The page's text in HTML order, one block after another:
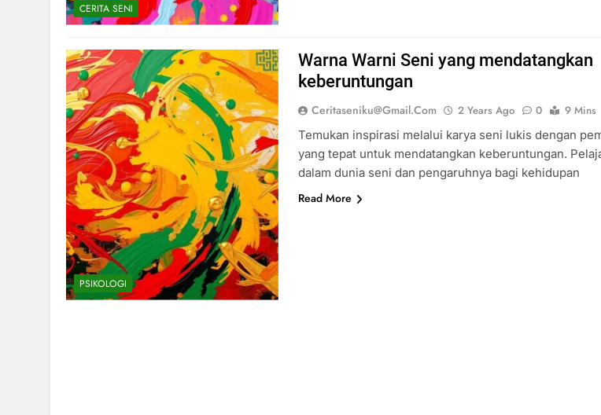
CERITA SENI
PSIKOLOGI
Warna Warni Seni yang mendatangkan
keberuntungan
Ceritaseniku@gmail.com 2 Years Ago 0
9 Mins
Temukan inspirasi melalui karya seni lukis dengan
yang tepat untuk mendatangkan keberuntungan.
dalam dunia seni dan pengaruhnya bagi kehidupan
Read More